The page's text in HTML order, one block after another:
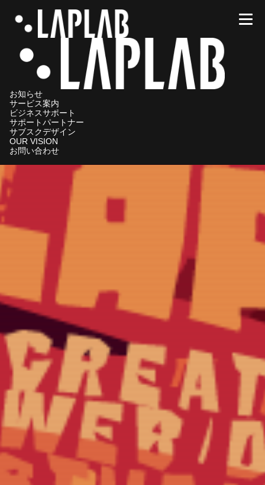
メニ
お知らせ
サービス案内
ビジネスサポート
サポートパートナー
サブスクデザイン
OUR VISION
お問い合わせ